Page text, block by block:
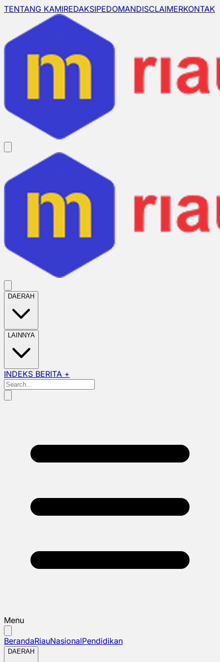
TENTANG KAMIREDAKSIPEDOMANDISCLAIMERKONTAK
DAERAH
LAINNYA
INDEKS BERITA +
Menu
BerandaRiauNasionalPendidikan
DAERAH